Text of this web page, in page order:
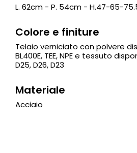
L. 62cm - P. 54cm - H.47-65-
Colore e finiture
Telaio verniciato con polvere
BL400E, TEE, NPE e tessuto
D25, D26, D23
Materiale
Acciaio